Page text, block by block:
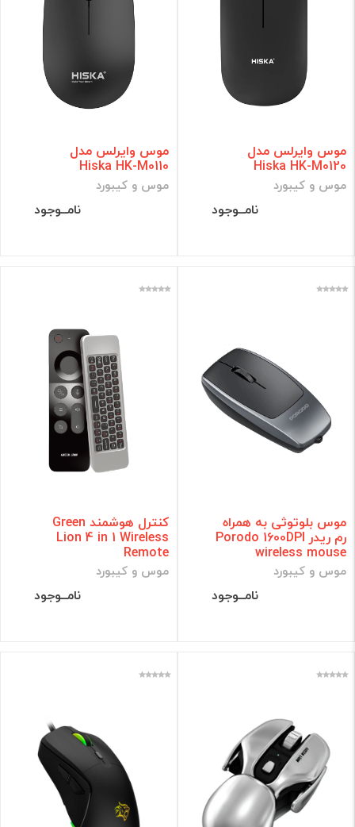
موس وایرلس مدل
Hiska HK-M0120
موس و کیبورد
نامــوجود
موس وایرلس مدل
Hiska HK-M0110
موس و کیبورد
نامــوجود
موس بلوتوثی به همراه
رم ریدر Porodo 1600DPI
wireless mouse
موس و کیبورد
نامــوجود
کنترل هوشمند Green
Lion 4 in 1 Wireless
Remote
موس و کیبورد
نامــوجود